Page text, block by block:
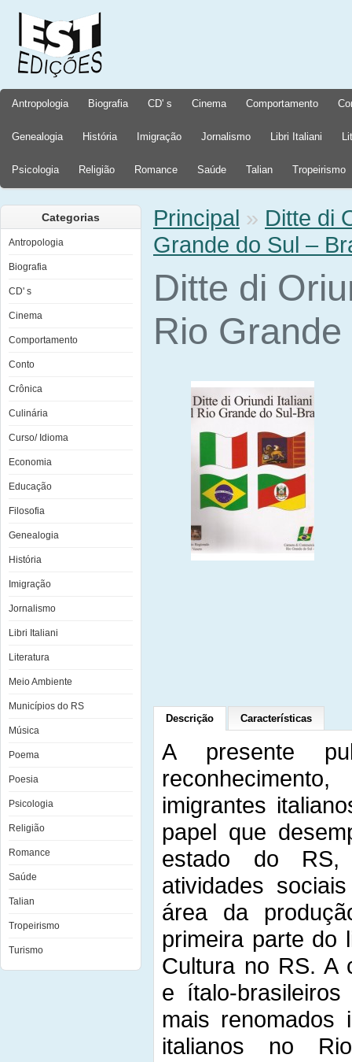
Antropologia Biografia CD' s Cinema Comportamento
Genealogia História Imigração Jornalismo Libri Italiani
Psicologia Religião Romance Saúde Talian Tropeirismo
Categorias
Antropologia
Biografia
CD' s
Cinema
Comportamento
Conto
Crônica
Culinária
Curso/ Idioma
Economia
Educação
Filosofia
Genealogia
História
Imigração
Jornalismo
Libri Italiani
Literatura
Meio Ambiente
Municípios do RS
Música
Poema
Poesia
Psicologia
Religião
Romance
Saúde
Talian
Tropeirismo
Turismo
Principal » Ditte di
Grande do Sul –
Ditte di
Rio
Descrição Características
A presente
imigrantes
papel que
estado do
atividades
área da
primeira parte do
Cultura no RS. A
e ítalo-
mais renomados
italianos no